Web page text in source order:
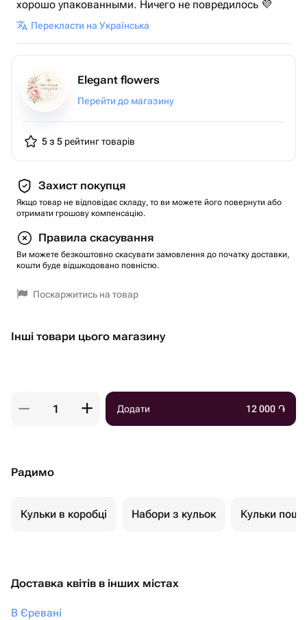
хорошо упакованными. Ничего не повредилось 💜
Перекласти на Українська
Elegant flowers
Перейти до магазину
5 з 5 рейтинг товарів
Захист покупця
Якщо товар не відповідає складу, то ви можете його повернути або
отримати грошову компенсацію.
Правила скасування
Ви можете безкоштовно скасувати замовлення до початку доставки,
кошти буде відшкодовано повністю.
Поскаржитись на товар
Інші товари цього магазину
Додати 12 000 ֏
Радимо
Кульки в коробці Набори з кульок Кульки
Доставка квітів в інших містах
В Єревані